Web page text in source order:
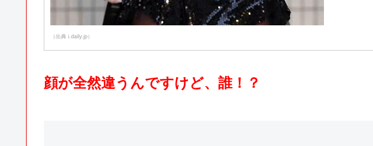
（出典 i.daily.jp）
顔が全然違うんですけど、誰！？